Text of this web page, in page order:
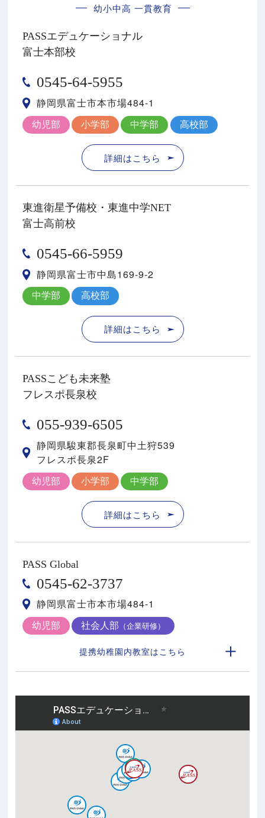
幼小中高 一貫教育
PASSエデュケーショナル
富士本部校
0545-64-5955
静岡県富士市本市場484-1
幼児部 小学部 中学部 高校部
詳細はこちら
東進衛星予備校・東進中学NET
富士高前校
0545-66-5959
静岡県富士市中島169-9-2
中学部 高校部
詳細はこちら
PASSこども未来塾
フレスポ長泉校
055-939-6505
静岡県駿東郡⻑泉町中⼟狩539
フレスポ⻑泉2F
幼児部 小学部 中学部
詳細はこちら
PASS Global
0545-62-3737
静岡県富士市本市場484-1
幼児部 社会人部 （企業研修）
提携幼稚園内教室はこちら